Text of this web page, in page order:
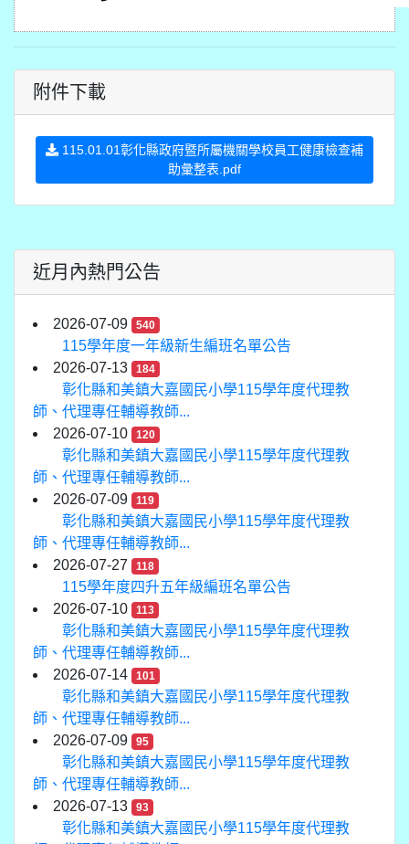
附件下載
115.01.01彰化縣政府暨所屬機關學校員工健康檢查補
助彙整表.pdf
近月內熱門公告
2026-07-09 540
115學年度一年級新生編班名單公告
2026-07-13
184
彰化縣和美鎮大嘉國民小學115學年度代理教
師、代理專任輔導教師...
2026-07-10
120
彰化縣和美鎮大嘉國民小學115學年度代理教
師、代理專任輔導教師...
2026-07-09
119
彰化縣和美鎮大嘉國民小學115學年度代理教
師、代理專任輔導教師...
2026-07-27
118
115學年度四升五年級編班名單公告
2026-07-10
113
彰化縣和美鎮大嘉國民小學115學年度代理教
師、代理專任輔導教師...
2026-07-14
101
彰化縣和美鎮大嘉國民小學115學年度代理教
師、代理專任輔導教師...
2026-07-09
95
彰化縣和美鎮大嘉國民小學115學年度代理教
師、代理專任輔導教師...
2026-07-13
93
彰化縣和美鎮大嘉國民小學115學年度代理教